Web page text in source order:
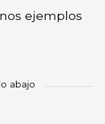
ejemplos